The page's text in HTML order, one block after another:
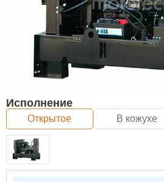
Исполнение
Открытое В кожухе